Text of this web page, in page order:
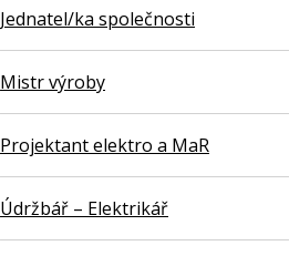
Jednatel/ka společnosti
Mistr výroby
Projektant elektro a MaR
Údržbář – Elektrikář